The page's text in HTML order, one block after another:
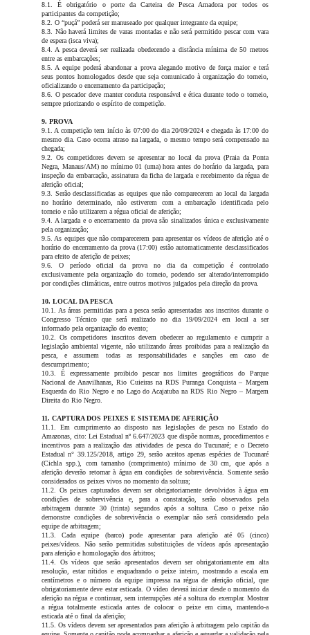
8.1. É obrigatório o porte da Carteira de Pesca Amadora por todos os
participantes da competição;
8.2. O “puçá” poderá ser manuseado por qualquer integrante da equipe;
8.3. Não haverá limites de varas montadas e não será permitido pescar com vara
de espera (isca viva);
8.4. A pesca deverá ser realizada obedecendo a distância mínima de 50 metros
entre as embarcações;
8.5. A equipe poderá abandonar a prova alegando motivo de força maior e terá
seus pontos homologados desde que seja comunicado à organização do torneio,
oficializando o encerramento da participação;
8.6. O pescador deve manter conduta responsável e ética durante todo o torneio,
sempre priorizando o espírito de competição.
9. PROVA
9.1. A competição tem início às 07:00 do dia 20/09/2024 e chegada às 17:00 do
mesmo dia. Caso ocorra atraso na largada, o mesmo tempo será compensado na
chegada;
9.2. Os competidores devem se apresentar no local da prova (Praia da Ponta
Negra, Manaus/AM) no mínimo 01 (uma) hora antes do horário da largada, para
inspeção da embarcação, assinatura da ficha de largada e recebimento da régua de
aferição oficial;
9.3. Serão desclassificadas as equipes que não comparecerem ao local da largada
no horário determinado, não estiverem com a embarcação identificada pelo
torneio e não utilizarem a régua oficial de aferição;
9.4. A largada e o encerramento da prova são sinalizados única e exclusivamente
pela organização;
9.5. As equipes que não comparecerem para apresentar os vídeos de aferição até o
horário do encerramento da prova (17:00) estão automaticamente desclassificados
para efeito de aferição de peixes;
9.6. O período oficial da prova no dia da competição é controlado
exclusivamente pela organização do torneio, podendo ser alterado/interrompido
por condições climáticas, entre outros motivos julgados pela direção da prova.
10. LOCAL DA PESCA
10.1. As áreas permitidas para a pesca serão apresentadas aos inscritos durante o
Congresso Técnico que será realizado no dia 19/09/2024 em local a ser
informado pela organização do evento;
10.2. Os competidores inscritos devem obedecer ao regulamento e cumprir a
legislação ambiental vigente, não utilizando áreas proibidas para a realização da
pesca, e assumem todas as responsabilidades e sanções em caso de
descumprimento;
10.3. É expressamente proibido pescar nos limites geográficos do Parque
Nacional de Anavilhanas, Rio Cuieiras na RDS Puranga Conquista – Margem
Esquerda do Rio Negro e no Lago do Acajatuba na RDS Rio Negro – Margem
Direita do Rio Negro.
11. CAPTURA DOS PEIXES E SISTEMA DE AFERIÇÃO
11.1. Em cumprimento ao disposto nas legislações de pesca no Estado do
Amazonas, cito: Lei Estadual nº 6.647/2023 que dispõe normas, procedimentos e
incentivos para a realização das atividades de pesca do Tucunaré; e o Decreto
Estadual n° 39.125/2018, artigo 29, serão aceitos apenas espécies de Tucunaré
(Cichla spp.), com tamanho (comprimento) mínimo de 30 cm, que após a
aferição deverão retornar à água em condições de sobrevivência. Somente serão
considerados os peixes vivos no momento da soltura;
11.2. Os peixes capturados devem ser obrigatoriamente devolvidos à água em
condições de sobrevivência e, para a constatação, serão observados pela
arbitragem durante 30 (trinta) segundos após a soltura. Caso o peixe não
demonstre condições de sobrevivência o exemplar não será considerado pela
equipe de arbitragem;
11.3. Cada equipe (barco) pode apresentar para aferição até 05 (cinco)
peixes/vídeos. Não serão permitidas substituições de vídeos após apresentação
para aferição e homologação dos árbitros;
11.4. Os vídeos que serão apresentados devem ser obrigatoriamente em alta
resolução, estar nítidos e enquadrando o peixe inteiro, mostrando a escala em
centímetros e o número da equipe impressa na régua de aferição oficial, que
obrigatoriamente deve estar esticada. O vídeo deverá iniciar desde o momento da
aferição na régua e continuar, sem interrupções até a soltura do exemplar. Mostrar
a régua totalmente esticada antes de colocar o peixe em cima, mantendo-a
esticada até o final da aferição;
11.5. Os vídeos devem ser apresentados para aferição à arbitragem pelo capitão da